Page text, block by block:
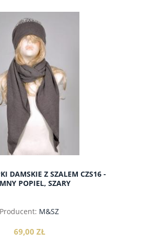
do koszyka
DAMSKIE Z SZALEM CZS16 -
POPIEL, SZARY
Producent: M&SZ
69,00 ZŁ